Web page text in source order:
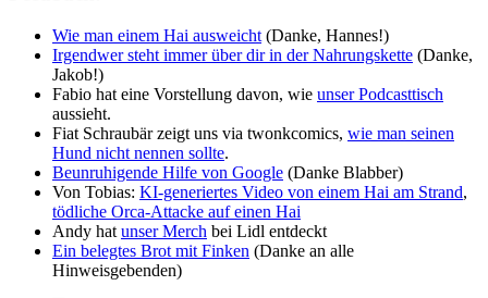
Wie man einem Hai ausweicht (Danke, Hannes!)
Irgendwer steht immer über dir in der Nahrungskette (Danke,
Jakob!)
Fabio hat eine Vorstellung davon, wie unser Podcasttisch
aussieht.
Fiat Schraubär zeigt uns via twonkcomics, wie man seinen
Hund nicht nennen sollte.
Beunruhigende Hilfe von Google (Danke Blabber)
Von Tobias: KI-generiertes Video von einem Hai am Strand,
tödliche Orca-Attacke auf einen Hai
Andy hat unser Merch bei Lidl entdeckt
Ein belegtes Brot mit Finken (Danke an alle
Hinweisgebenden)